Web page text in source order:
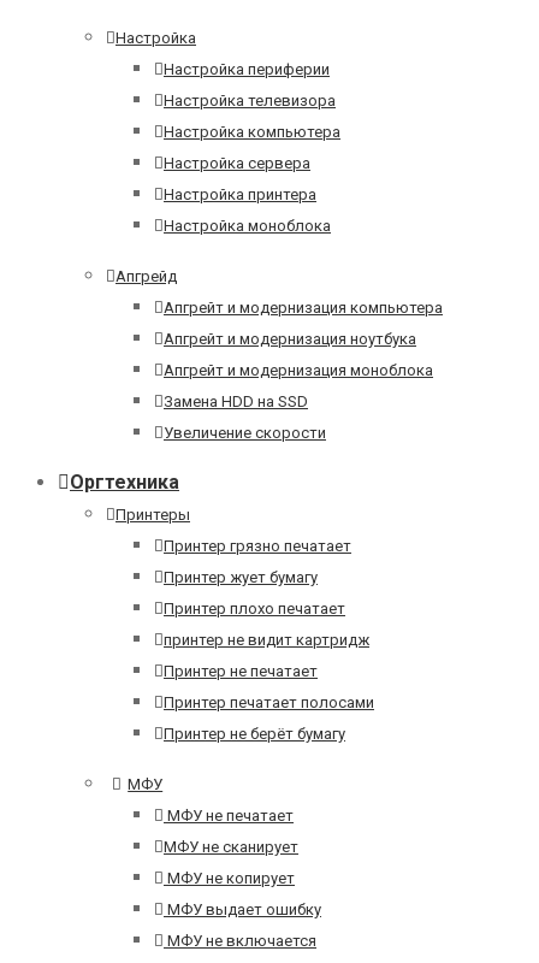
Настройка
Настройка периферии
Настройка телевизора
Настройка компьютера
Настройка сервера
Настройка принтера
Настройка моноблока
Апгрейд
Апгрейт и модернизация компьютера
Апгрейт и модернизация ноутбука
Апгрейт и модернизация моноблока
Замена HDD на SSD
Увеличение скорости
Оргтехника
Принтеры
Принтер грязно печатает
Принтер жует бумагу
Принтер плохо печатает
принтер не видит картридж
Принтер не печатает
Принтер печатает полосами
Принтер не берёт бумагу
МФУ
МФУ не печатает
МФУ не сканирует
МФУ не копирует
МФУ выдает ошибку
МФУ не включается